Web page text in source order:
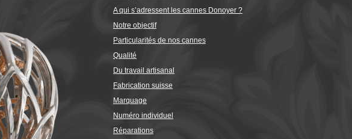
A qui s’adressent les cannes Donoyer ?
Notre objectif
Particularités de nos cannes
Qualité
Du travail artisanal
Fabrication suisse
Marquage
Numéro individuel
Réparations